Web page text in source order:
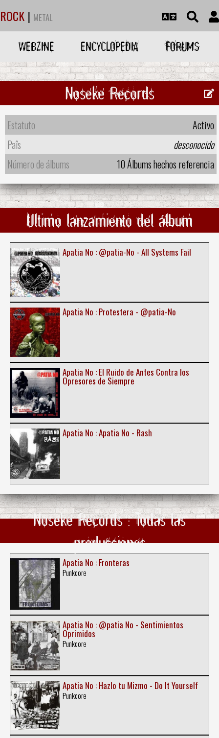
ROCK | METAL
WEBZINE ENCYCLOPEDIA FORUMS
Noseke Records
Estatuto
Activo
Paîs
desconocido
Número de álbums
10 Álbums hechos referencia
Ultimo lanzamiento del álbum
Apatia No : @patia-No - All Systems Fail
Apatia No : Protestera - @patia-No
Apatia No : El Ruido de Antes Contra los
Opresores de Siempre
Apatia No : Apatia No - Rash
Noseke Records : Todas las
producciones
Apatia No : Fronteras
Punkcore
Apatia No : @patia No - Sentimientos
Oprimidos
Punkcore
Apatia No : Hazlo tu Mizmo - Do It Yourself
Punkcore